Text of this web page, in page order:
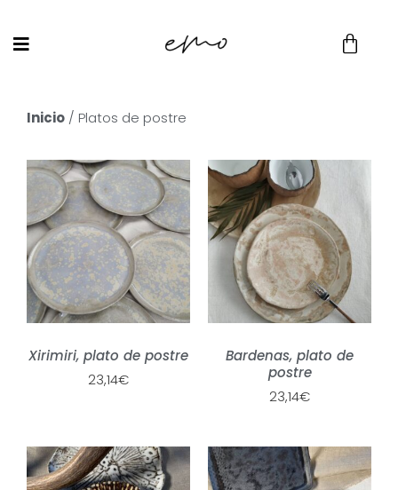
Inicio / Platos de postre
Xirimiri, plato de postre
23,14€
Bardenas, plato de
postre
23,14€